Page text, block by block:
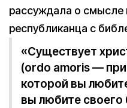
рассуждала о смысле
республиканца с
«Существует
(ordo amoris —
которой вы
вы любите